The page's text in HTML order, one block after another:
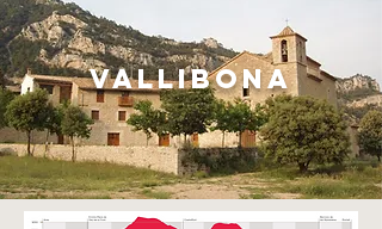
VALLIBONA